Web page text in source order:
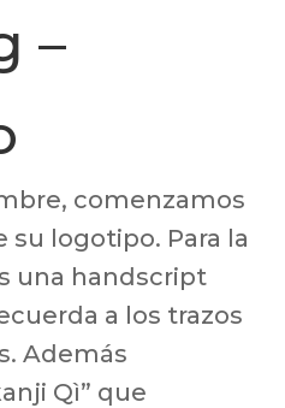
–
comenzamos
su logotipo. Para la
una handscript
a los trazos
Además
Qì” que